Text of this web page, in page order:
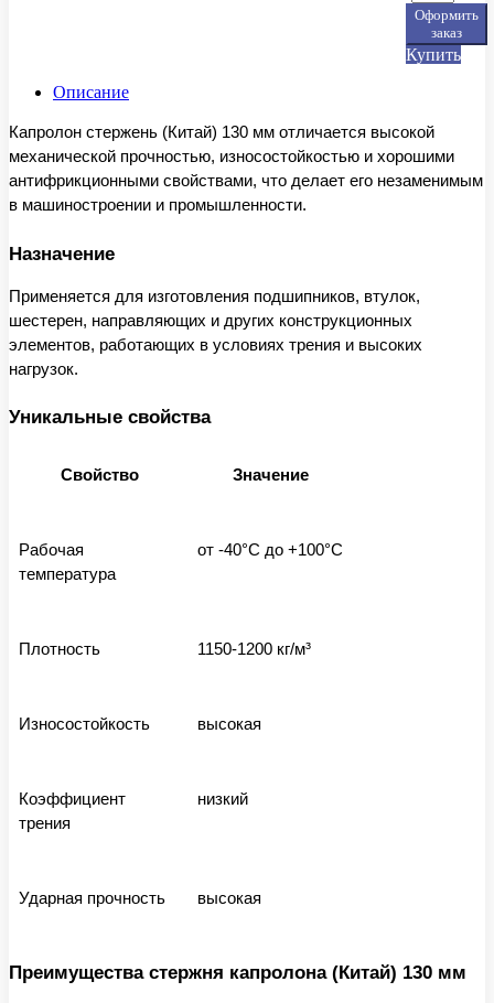
Оформить
заказ
Купить
Описание
Капролон стержень (Китай) 130 мм отличается высокой
механической прочностью, износостойкостью и хорошими
антифрикционными свойствами, что делает его незаменимым
в машиностроении и промышленности.
Назначение
Применяется для изготовления подшипников, втулок,
шестерен, направляющих и других конструкционных
элементов, работающих в условиях трения и высоких
нагрузок.
Уникальные свойства
Свойство Значение
Рабочая
температура
от -40°C до +100°C
Плотность 1150-1200 кг/м³
Износостойкость высокая
Коэффициент
трения
низкий
Ударная прочность высокая
Преимущества стержня капролона (Китай) 130 мм